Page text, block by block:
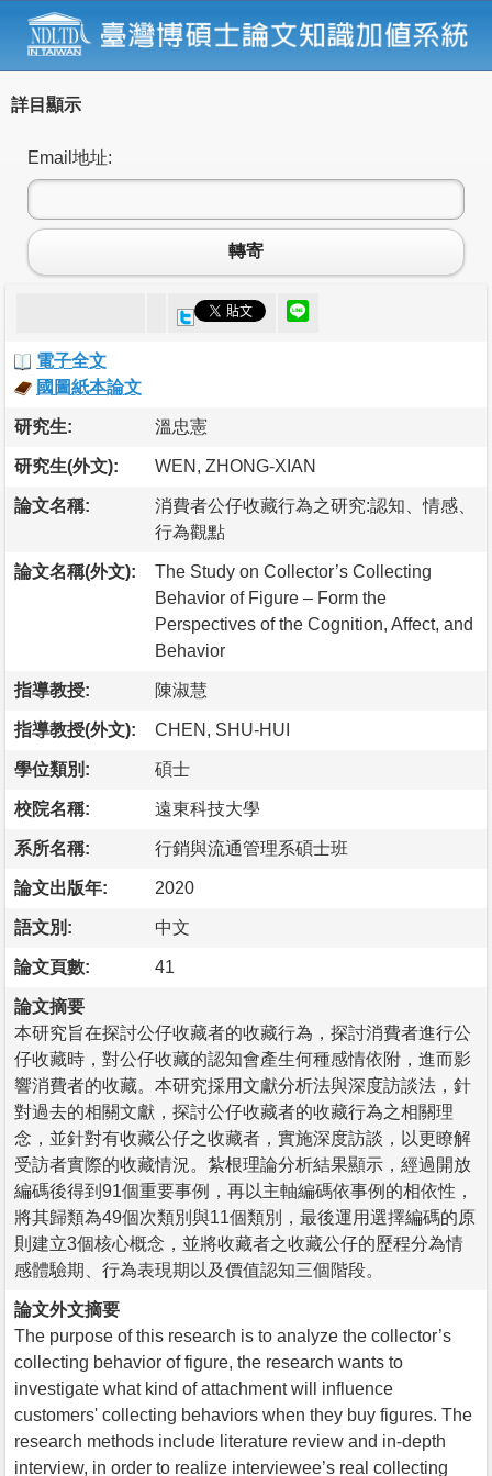
詳目顯示
Email地址:
轉寄
電子全文
國圖紙本論文
研究生: 溫忠憲
研究生(外文): WEN, ZHONG-XIAN
論文名稱:
消費者公仔收藏行為之研究:認知、情感、
行為觀點
論文名稱(外文):
The Study on Collector’s Collecting
Behavior of Figure – Form the
Perspectives of the Cognition, Affect, and
Behavior
指導教授: 陳淑慧
指導教授(外文): CHEN, SHU-HUI
學位類別: 碩士
校院名稱: 遠東科技大學
系所名稱: 行銷與流通管理系碩士班
論文出版年: 2020
語文別: 中文
論文頁數: 41
論文摘要
本研究旨在探討公仔收藏者的收藏行為，探討消費者進行公
仔收藏時，對公仔收藏的認知會產生何種感情依附，進而影
響消費者的收藏。本研究採用文獻分析法與深度訪談法，針
對過去的相關文獻，探討公仔收藏者的收藏行為之相關理
念，並針對有收藏公仔之收藏者，實施深度訪談，以更瞭解
受訪者實際的收藏情況。紮根理論分析結果顯示，經過開放
編碼後得到91個重要事例，再以主軸編碼依事例的相依性，
將其歸類為49個次類別與11個類別，最後運用選擇編碼的原
則建立3個核心概念，並將收藏者之收藏公仔的歷程分為情
感體驗期、行為表現期以及價值認知三個階段。
論文外文摘要
The purpose of this research is to analyze the collector’s
collecting behavior of figure, the research wants to
investigate what kind of attachment will influence
customers' collecting behaviors when they buy figures. The
research methods include literature review and in-depth
interview, in order to realize interviewee’s real collecting